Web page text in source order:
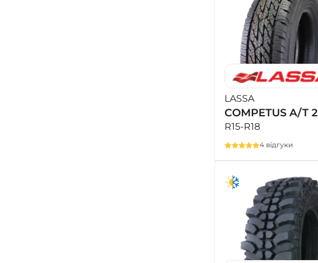
LASSA
COMPETUS A/T 2
R15-R18
4 відгуки